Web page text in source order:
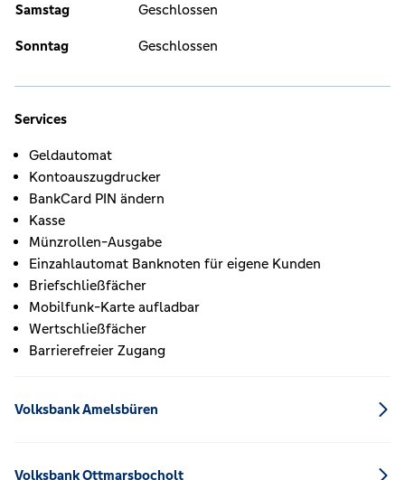
Samstag Geschlossen
Sonntag Geschlossen
Services
Geldautomat
Kontoauszugdrucker
BankCard PIN ändern
Kasse
Münzrollen-Ausgabe
Einzahlautomat Banknoten für eigene Kunden
Briefschließfächer
Mobilfunk-Karte aufladbar
Wertschließfächer
Barrierefreier Zugang
Volksbank Amelsbüren
Volksbank Ottmarsbocholt